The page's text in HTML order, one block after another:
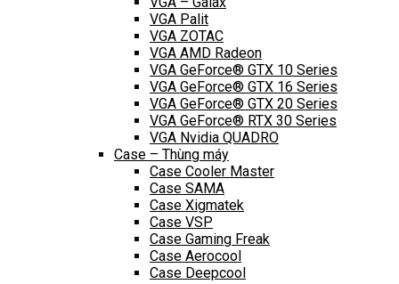
VGA Palit
VGA ZOTAC
VGA AMD Radeon
VGA GeForce® GTX 10 Series
VGA GeForce® GTX 16 Series
VGA GeForce® GTX 20 Series
VGA GeForce® RTX 30 Series
VGA Nvidia QUADRO
Case – Thùng máy
Case Cooler Master
Case SAMA
Case Xigmatek
Case VSP
Case Gaming Freak
Case Aerocool
Case Deepcool